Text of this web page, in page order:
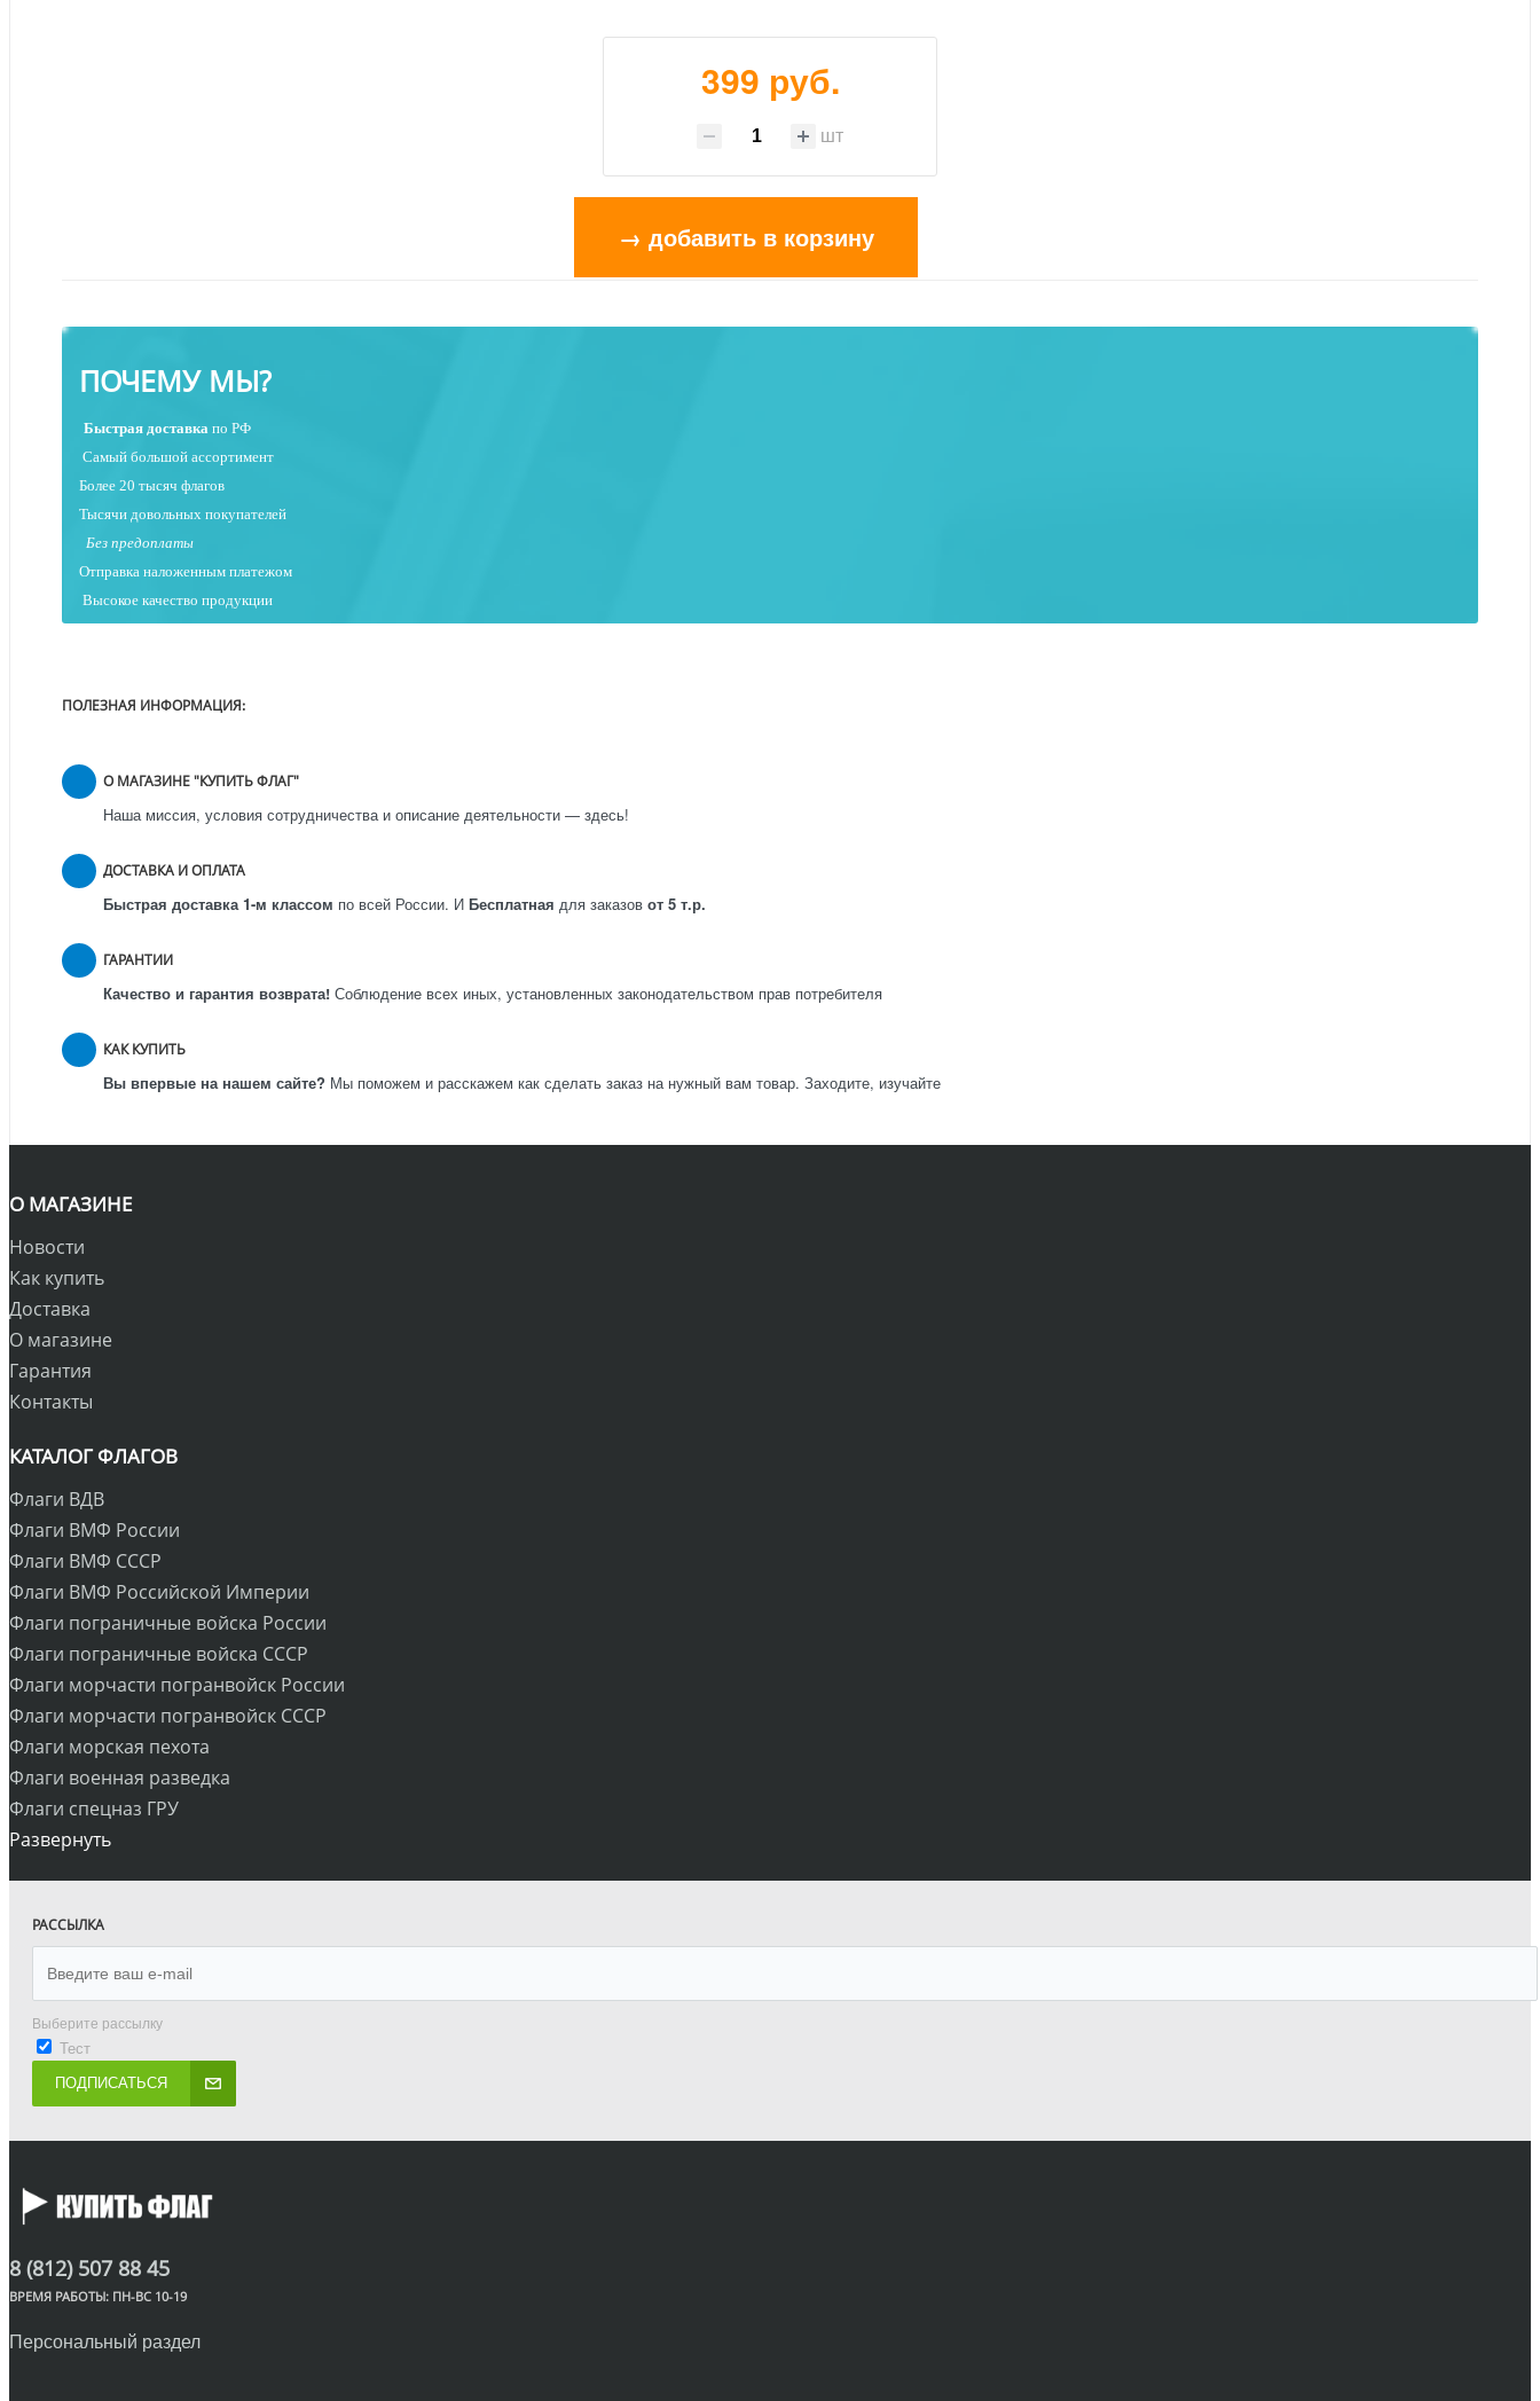
399 руб.
шт
→ добавить в корзину
ПОЧЕМУ МЫ?
Быстрая доставка по РФ
Самый большой ассортимент
Более 20 тысяч флагов
Тысячи довольных покупателей
Без предоплаты
Отправка наложенным платежом
Высокое качество продукции
ПОЛЕЗНАЯ ИНФОРМАЦИЯ:
О МАГАЗИНЕ "КУПИТЬ ФЛАГ"
Наша миссия, условия сотрудничества и описание деятельности — здесь!
ДОСТАВКА И ОПЛАТА
Быстрая доставка 1-м классом по всей России. И Бесплатная для заказов от 5 т.р.
ГАРАНТИИ
Качество и гарантия возврата! Соблюдение всех иных, установленных законодательством прав потребителя
КАК КУПИТЬ
Вы впервые на нашем сайте? Мы поможем и расскажем как сделать заказ на нужный вам товар. Заходите, изучайте
О МАГАЗИНЕ
Новости
Как купить
Доставка
О магазине
Гарантия
Контакты
КАТАЛОГ ФЛАГОВ
Флаги ВДВ
Флаги ВМФ России
Флаги ВМФ СССР
Флаги ВМФ Российской Империи
Флаги пограничные войска России
Флаги пограничные войска СССР
Флаги морчасти погранвойск России
Флаги морчасти погранвойск СССР
Флаги морская пехота
Флаги военная разведка
Флаги спецназ ГРУ
Развернуть
РАССЫЛКА
Выберите рассылку
Тест
ПОДПИСАТЬСЯ
8 (812) 507 88 45
ВРЕМЯ РАБОТЫ: ПН-ВС 10-19
Персональный раздел